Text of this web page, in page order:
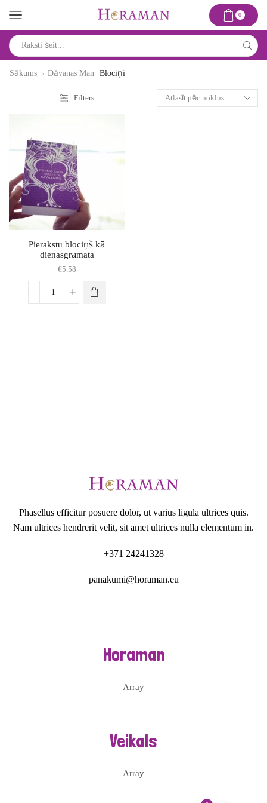
0
input
Sākums
Dāvanas Man Blociņi
Filters
Pierakstu blociņš kā
dienasgrāmata
€5.58
Pierakstu
Phasellus efficitur posuere dolor, ut varius ligula ultrices quis.
Nam ultrices hendrerit velit, sit amet ultrices nulla elementum in.
+371 24241328
panakumi@horaman.eu
Horaman
Array
Veikals
Array